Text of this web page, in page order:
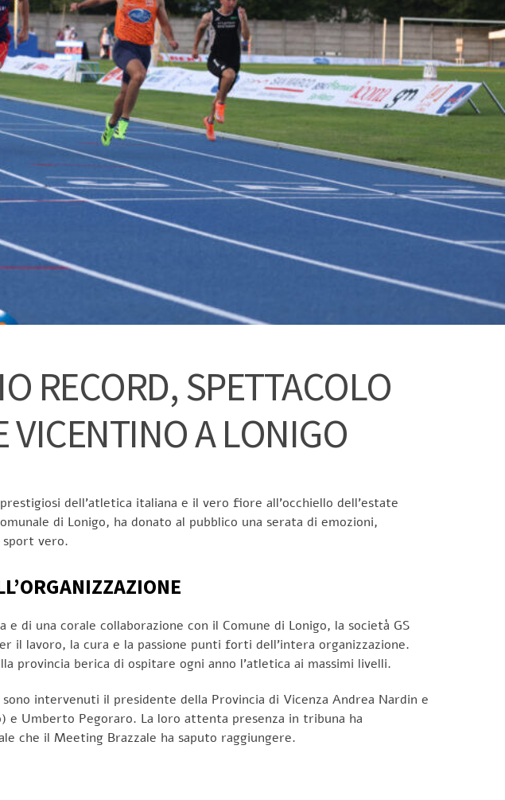
RECORD, SPETTACOLO
VICENTINO A LONIGO
dell’atletica italiana e il vero fiore all’occhiello dell’estate
di Lonigo, ha donato al pubblico una serata di emozioni,
sport vero.
di una corale collaborazione con il Comune di Lonigo, la società GS
il lavoro, la cura e la passione punti forti dell’intera organizzazione.
provincia berica di ospitare ogni anno l’atletica ai massimi livelli.
intervenuti il presidente della Provincia di Vicenza Andrea Nardin e
e Umberto Pegoraro. La loro attenta presenza in tribuna ha
che il Meeting Brazzale ha saputo raggiungere.